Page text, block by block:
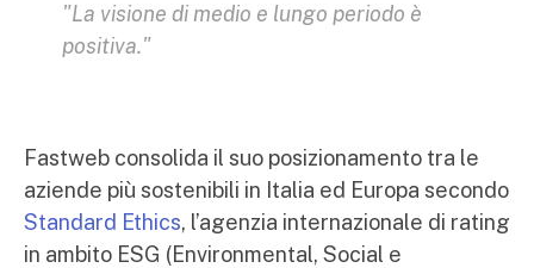
"La visione di medio e lungo periodo è
positiva."
Fastweb consolida il suo posizionamento tra le
aziende più sostenibili in Italia ed Europa secondo
Standard Ethics, l’agenzia internazionale di rating
in ambito ESG (Environmental, Social e